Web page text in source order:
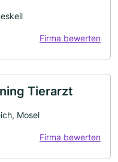
Firma bewerten
Tierarzt
Mosel
Firma bewerten